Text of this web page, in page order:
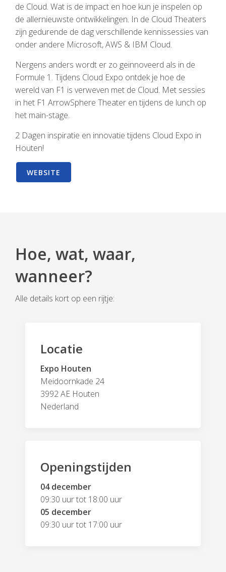
de Cloud. Wat is de impact en hoe kun je inspelen op
de allernieuwste ontwikkelingen. In de Cloud Theaters
zijn gedurende de dag verschillende kennissessies van
onder andere Microsoft, AWS & IBM Cloud.
Nergens anders wordt er zo geïnnoveerd als in de
Formule 1. Tijdens Cloud Expo ontdek je hoe de
wereld van F1 is verweven met de Cloud. Met sessies
in het F1 ArrowSphere Theater en tijdens de lunch op
het main-stage.
2 Dagen inspiratie en innovatie tijdens Cloud Expo in
Houten!
WEBSITE
Hoe, wat, waar,
wanneer?
Alle details kort op een rijtje:
Locatie
Expo Houten
Meidoornkade 24
3992 AE Houten
Nederland
Openingstijden
04 december
09:30 uur tot 18:00 uur
05 december
09:30 uur tot 17:00 uur